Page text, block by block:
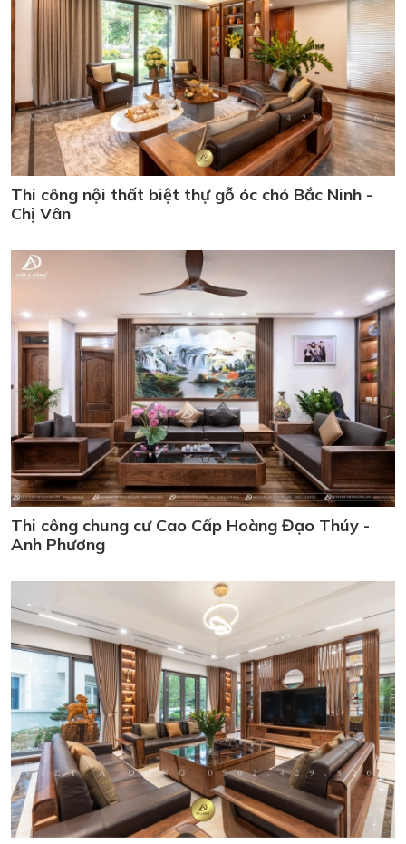
Thi công nội thất biệt thự gỗ óc chó Bắc Ninh -
Chị Vân
Thi công chung cư Cao Cấp Hoàng Đạo Thúy -
Anh Phương